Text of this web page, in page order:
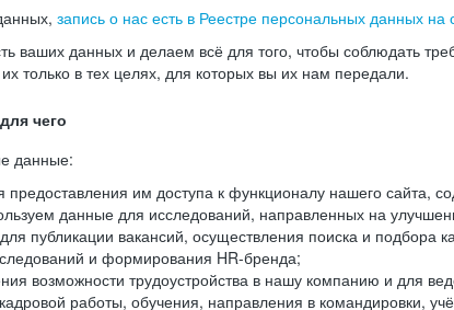
запись о нас есть в Реестре персональных данных на
ваших данных и делаем всё для того, чтобы соблюдать
только в тех целях, для которых вы их нам передали.
чего
данные:
им доступа к функционалу нашего сайта,
данные для исследований, направленных на
публикации вакансий, осуществления поиска и подбора
и формирования HR-бренда;
возможности трудоустройства в нашу компанию и для
работы, обучения, направления в командировки,